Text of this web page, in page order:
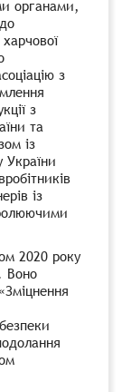
органами,
з
з
та
із
України
із
2020 року
Воно